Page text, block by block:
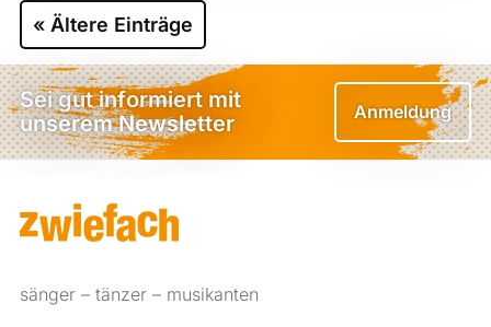
« Ältere Einträge
Sei gut informiert mit
unserem Newsletter
Anmeldung
sänger – tänzer – musikanten